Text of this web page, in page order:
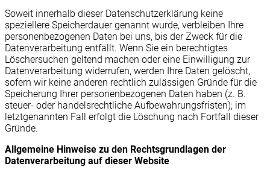
Soweit innerhalb dieser Datenschutzerklärung keine
speziellere Speicherdauer genannt wurde, verbleiben Ihre
personenbezogenen Daten bei uns, bis der Zweck für die
Datenverarbeitung entfällt. Wenn Sie ein berechtigtes
Löschersuchen geltend machen oder eine Einwilligung zur
Datenverarbeitung widerrufen, werden Ihre Daten gelöscht,
sofern wir keine anderen rechtlich zulässigen Gründe für die
Speicherung Ihrer personenbezogenen Daten haben (z. B.
steuer- oder handelsrechtliche Aufbewahrungsfristen); im
letztgenannten Fall erfolgt die Löschung nach Fortfall dieser
Gründe.
Allgemeine Hinweise zu den Rechtsgrundlagen der
Datenverarbeitung auf dieser Website